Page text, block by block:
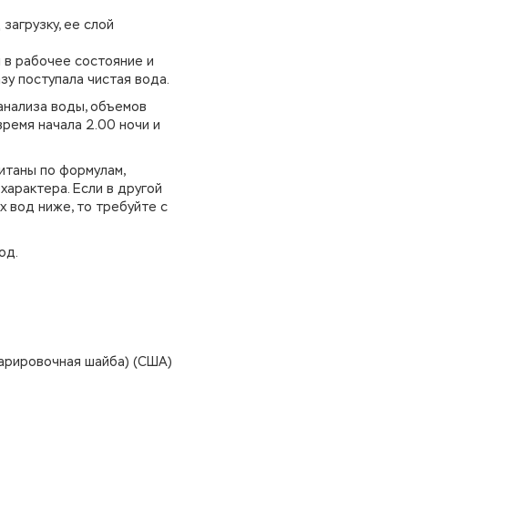
ее слой
в рабочее состояние и
поступала чистая вода.
воды, объемов
начала 2.00 ночи и
по формулам,
Если в другой
вод ниже, то требуйте с
шайба) (США)